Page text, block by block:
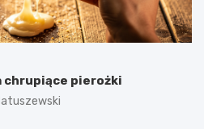
chrupiące pierożki